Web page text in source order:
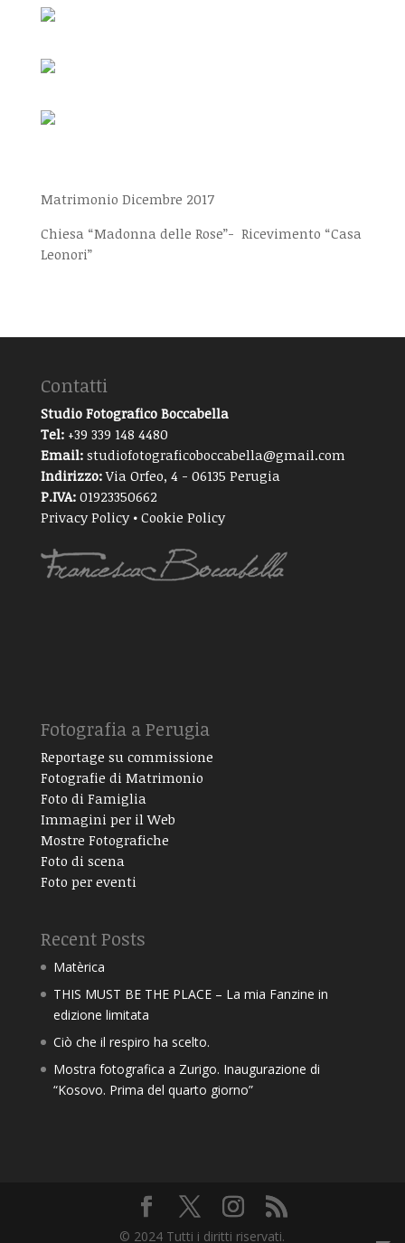
Matrimonio Dicembre 2017
Chiesa “Madonna delle Rose”- Ricevimento “Casa
Leonori”
Contatti
Studio Fotografico Boccabella
Tel:+39 339 148 4480
Email: studiofotograficoboccabella@gmail.com
Indirizzo: Via Orfeo, 4 - 06135 Perugia
P.IVA: 01923350662
Privacy Policy• Cookie Policy
Fotografia a Perugia
Reportage su commissione
Fotografie di Matrimonio
Foto di Famiglia
Immagini per il Web
Mostre Fotografiche
Foto di scena
Foto per eventi
Recent Posts
Matèrica
THIS MUST BE THE PLACE – La mia Fanzine in
edizione limitata
Ciò che il respiro ha scelto.
Mostra fotografica a Zurigo. Inaugurazione di
“Kosovo. Prima del quarto giorno”
© 2024 Tutti i diritti riservati.